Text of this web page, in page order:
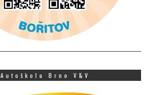
Autoškola Brno V&V